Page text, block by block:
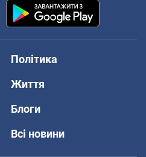
Політика
Життя
Блоги
Всі новини